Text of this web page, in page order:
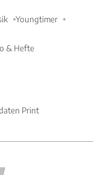
Youngtimer
& Hefte
Print